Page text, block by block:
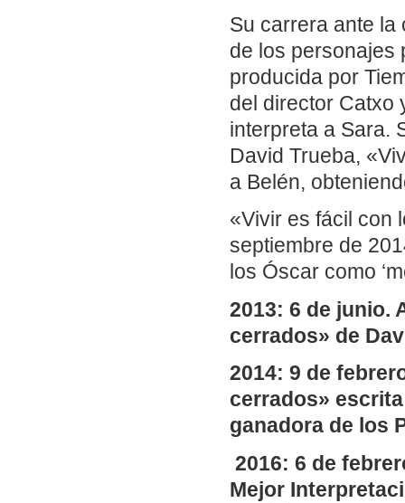
Su carrera ante la
de los personajes
producida por
del director Catxo
interpreta a Sara.
David Trueba,
a Belén,
«Vivir es fácil con
septiembre de
los Óscar como
2013: 6 de junio.
cerrados» de
2014: 9 de
cerrados»
ganadora de los
2016: 6 de
Mejor